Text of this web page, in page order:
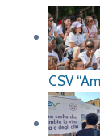
CSV